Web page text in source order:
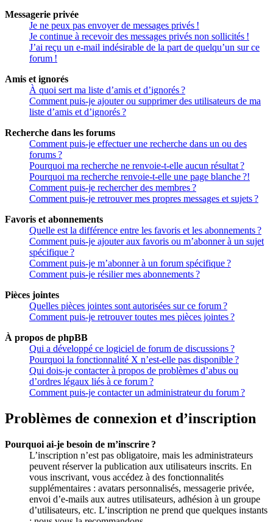
Messagerie privée
Je ne peux pas envoyer de messages privés !
Je continue à recevoir des messages privés non sollicités !
J’ai reçu un e-mail indésirable de la part de quelqu’un sur ce
forum !
Amis et ignorés
À quoi sert ma liste d’amis et d’ignorés ?
Comment puis-je ajouter ou supprimer des utilisateurs de ma
liste d’amis et d’ignorés ?
Recherche dans les forums
Comment puis-je effectuer une recherche dans un ou des
forums ?
Pourquoi ma recherche ne renvoie-t-elle aucun résultat ?
Pourquoi ma recherche renvoie-t-elle une page blanche ?!
Comment puis-je rechercher des membres ?
Comment puis-je retrouver mes propres messages et sujets ?
Favoris et abonnements
Quelle est la différence entre les favoris et les abonnements ?
Comment puis-je ajouter aux favoris ou m’abonner à un sujet
spécifique ?
Comment puis-je m’abonner à un forum spécifique ?
Comment puis-je résilier mes abonnements ?
Pièces jointes
Quelles pièces jointes sont autorisées sur ce forum ?
Comment puis-je retrouver toutes mes pièces jointes ?
À propos de phpBB
Qui a développé ce logiciel de forum de discussions ?
Pourquoi la fonctionnalité X n’est-elle pas disponible ?
Qui dois-je contacter à propos de problèmes d’abus ou
d’ordres légaux liés à ce forum ?
Comment puis-je contacter un administrateur du forum ?
Problèmes de connexion et d’inscription
Pourquoi ai-je besoin de m’inscrire ?
L’inscription n’est pas obligatoire, mais les administrateurs
peuvent réserver la publication aux utilisateurs inscrits. En
vous inscrivant, vous accédez à des fonctionnalités
supplémentaires : avatars personnalisés, messagerie privée,
envoi d’e-mails aux autres utilisateurs, adhésion à un groupe
d’utilisateurs, etc. L’inscription ne prend que quelques instants